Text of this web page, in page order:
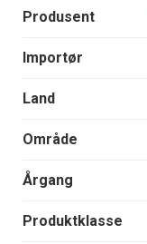
Produsent
Importør
Land
Område
Årgang
Produktklasse